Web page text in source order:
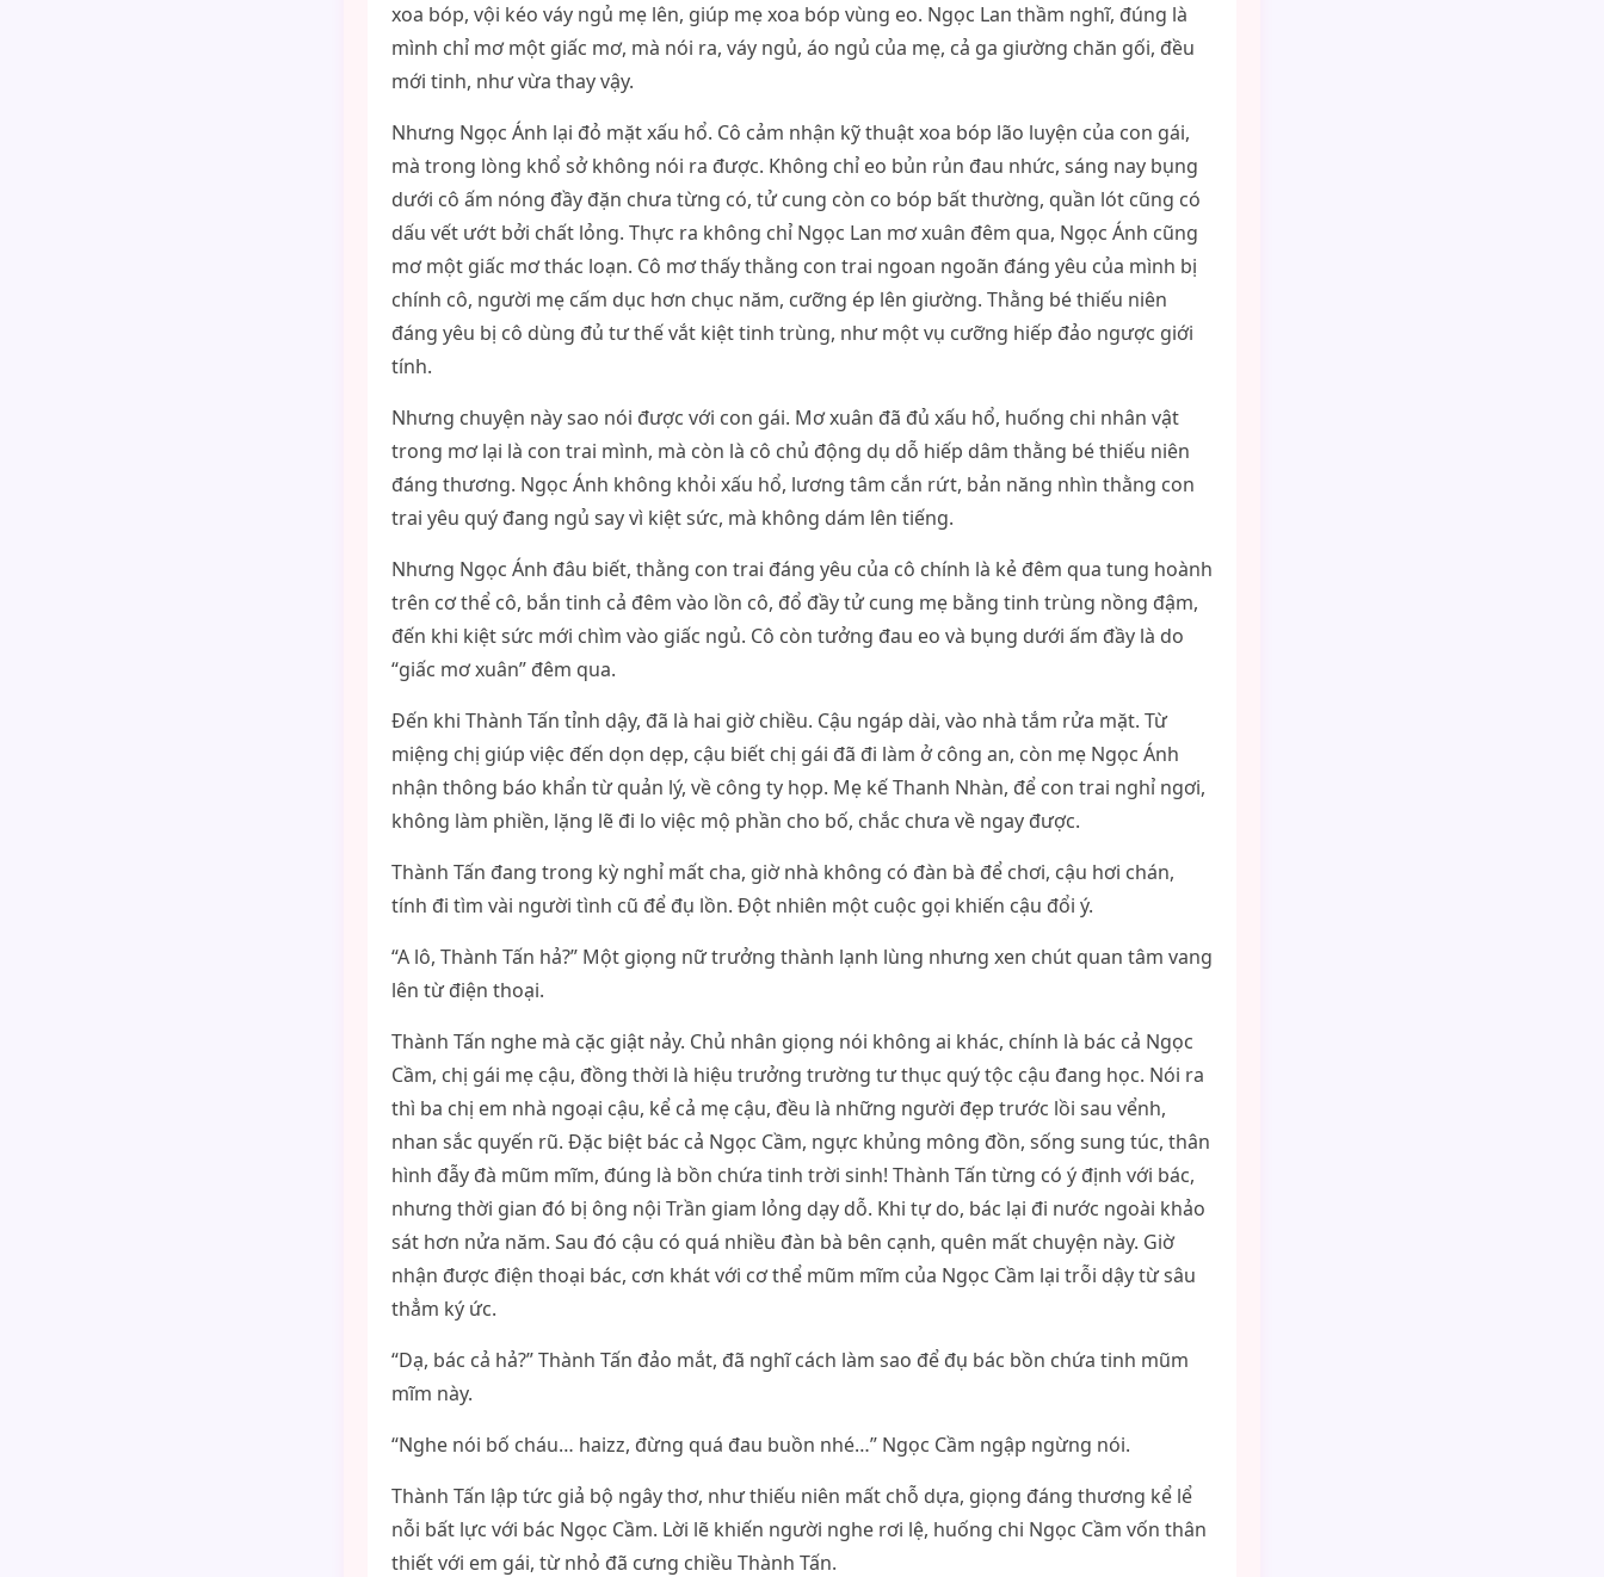
xoa bóp, vội kéo váy ngủ mẹ lên, giúp mẹ xoa bóp vùng eo. Ngọc Lan thầm nghĩ, đúng là
mình chỉ mơ một giấc mơ, mà nói ra, váy ngủ, áo ngủ của mẹ, cả ga giường chăn gối, đều
mới tinh, như vừa thay vậy.
Nhưng Ngọc Ánh lại đỏ mặt xấu hổ. Cô cảm nhận kỹ thuật xoa bóp lão luyện của con gái,
mà trong lòng khổ sở không nói ra được. Không chỉ eo bủn rủn đau nhức, sáng nay bụng
dưới cô ấm nóng đầy đặn chưa từng có, tử cung còn co bóp bất thường, quần lót cũng có
dấu vết ướt bởi chất lỏng. Thực ra không chỉ Ngọc Lan mơ xuân đêm qua, Ngọc Ánh cũng
mơ một giấc mơ thác loạn. Cô mơ thấy thằng con trai ngoan ngoãn đáng yêu của mình bị
chính cô, người mẹ cấm dục hơn chục năm, cưỡng ép lên giường. Thằng bé thiếu niên
đáng yêu bị cô dùng đủ tư thế vắt kiệt tinh trùng, như một vụ cưỡng hiếp đảo ngược giới
tính.
Nhưng chuyện này sao nói được với con gái. Mơ xuân đã đủ xấu hổ, huống chi nhân vật
trong mơ lại là con trai mình, mà còn là cô chủ động dụ dỗ hiếp dâm thằng bé thiếu niên
đáng thương. Ngọc Ánh không khỏi xấu hổ, lương tâm cắn rứt, bản năng nhìn thằng con
trai yêu quý đang ngủ say vì kiệt sức, mà không dám lên tiếng.
Nhưng Ngọc Ánh đâu biết, thằng con trai đáng yêu của cô chính là kẻ đêm qua tung hoành
trên cơ thể cô, bắn tinh cả đêm vào lồn cô, đổ đầy tử cung mẹ bằng tinh trùng nồng đậm,
đến khi kiệt sức mới chìm vào giấc ngủ. Cô còn tưởng đau eo và bụng dưới ấm đầy là do
“giấc mơ xuân” đêm qua.
Đến khi Thành Tấn tỉnh dậy, đã là hai giờ chiều. Cậu ngáp dài, vào nhà tắm rửa mặt. Từ
miệng chị giúp việc đến dọn dẹp, cậu biết chị gái đã đi làm ở công an, còn mẹ Ngọc Ánh
nhận thông báo khẩn từ quản lý, về công ty họp. Mẹ kế Thanh Nhàn, để con trai nghỉ ngơi,
không làm phiền, lặng lẽ đi lo việc mộ phần cho bố, chắc chưa về ngay được.
Thành Tấn đang trong kỳ nghỉ mất cha, giờ nhà không có đàn bà để chơi, cậu hơi chán,
tính đi tìm vài người tình cũ để đụ lồn. Đột nhiên một cuộc gọi khiến cậu đổi ý.
“A lô, Thành Tấn hả?” Một giọng nữ trưởng thành lạnh lùng nhưng xen chút quan tâm vang
lên từ điện thoại.
Thành Tấn nghe mà cặc giật nảy. Chủ nhân giọng nói không ai khác, chính là bác cả Ngọc
Cầm, chị gái mẹ cậu, đồng thời là hiệu trưởng trường tư thục quý tộc cậu đang học. Nói ra
thì ba chị em nhà ngoại cậu, kể cả mẹ cậu, đều là những người đẹp trước lồi sau vểnh,
nhan sắc quyến rũ. Đặc biệt bác cả Ngọc Cầm, ngực khủng mông đồn, sống sung túc, thân
hình đẫy đà mũm mĩm, đúng là bồn chứa tinh trời sinh! Thành Tấn từng có ý định với bác,
nhưng thời gian đó bị ông nội Trần giam lỏng dạy dỗ. Khi tự do, bác lại đi nước ngoài khảo
sát hơn nửa năm. Sau đó cậu có quá nhiều đàn bà bên cạnh, quên mất chuyện này. Giờ
nhận được điện thoại bác, cơn khát với cơ thể mũm mĩm của Ngọc Cầm lại trỗi dậy từ sâu
thẳm ký ức.
“Dạ, bác cả hả?” Thành Tấn đảo mắt, đã nghĩ cách làm sao để đụ bác bồn chứa tinh mũm
mĩm này.
“Nghe nói bố cháu… haizz, đừng quá đau buồn nhé…” Ngọc Cầm ngập ngừng nói.
Thành Tấn lập tức giả bộ ngây thơ, như thiếu niên mất chỗ dựa, giọng đáng thương kể lể
nỗi bất lực với bác Ngọc Cầm. Lời lẽ khiến người nghe rơi lệ, huống chi Ngọc Cầm vốn thân
thiết với em gái, từ nhỏ đã cưng chiều Thành Tấn.